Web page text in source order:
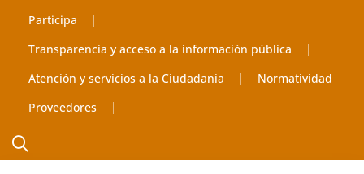
Participa
Transparencia y acceso a la información pública
Atención y servicios a la Ciudadanía
Normatividad
Proveedores